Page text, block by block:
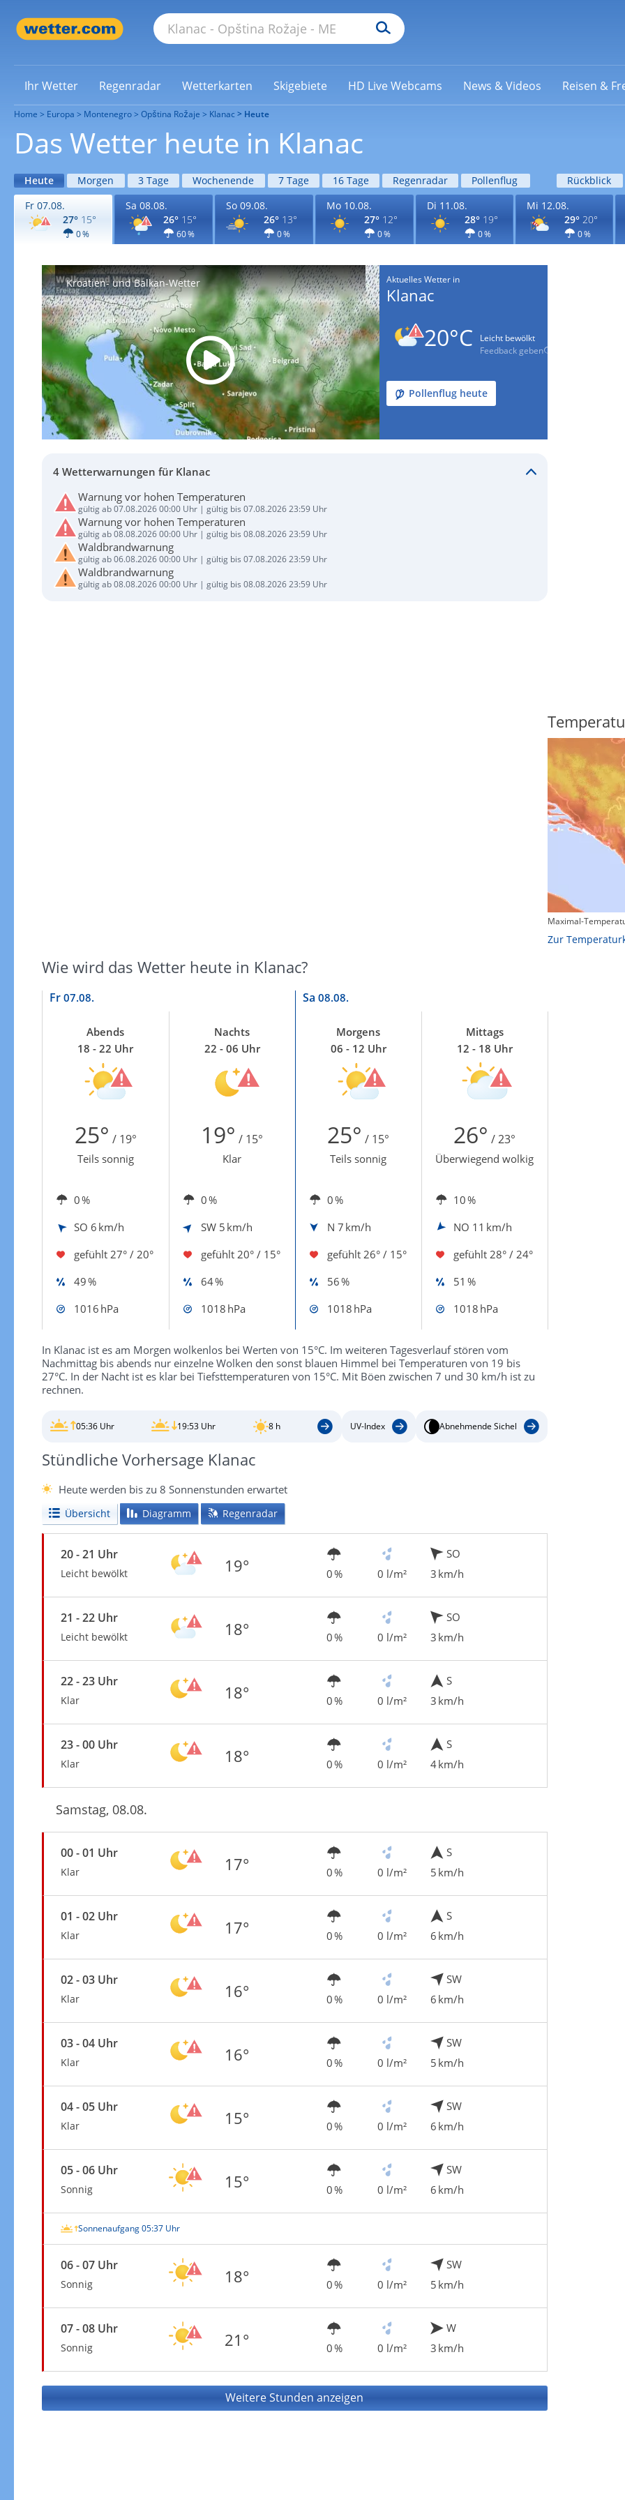
Ihr Wetter Regenradar Wetterkarten Skigebiete HD Live Webcams News & Videos Reisen &
Home Europa Montenegro Opština Rožaje Klanac Heute
Das Wetter heute in Klanac
Heute Morgen 3 Tage Wochenende 7 Tage 16 Tage Regenradar Pollenflug
Rückblick
Fr 07.08.
27° 15°
0 %
Sa 08.08.
26° 15°
60 %
So 09.08.
26° 13°
0 %
Mo 10.08.
27° 12°
0 %
Di 11.08.
28° 19°
0 %
Mi 12.08.
29° 20°
0 %
Kroatien- und Balkan-Wetter Aktuelles Wetter in
Klanac
20°C
Leicht bewölkt
Feedback geben
Pollenflug heute
4 Wetterwarnungen für Klanac
Warnung vor hohen Temperaturen
gültig ab 07.08.2026 00:00 Uhr | gültig bis 07.08.2026 23:59 Uhr
Warnung vor hohen Temperaturen
gültig ab 08.08.2026 00:00 Uhr | gültig bis 08.08.2026 23:59 Uhr
Waldbrandwarnung
gültig ab 06.08.2026 00:00 Uhr | gültig bis 07.08.2026 23:59 Uhr
Waldbrandwarnung
gültig ab 08.08.2026 00:00 Uhr | gültig bis 08.08.2026 23:59 Uhr
Wie wird das Wetter heute in Klanac?
Fr 07.08. Sa 08.08.
Abends
18 - 22 Uhr
Nachts
22 - 06 Uhr
Morgens
06 - 12 Uhr
Mittags
12 - 18 Uhr
25° / 19° 19° / 15° 25° / 15° 26° / 23°
Teils sonnig Klar Teils sonnig Überwiegend wolkig
0 % 0 % 0 %
10 %
SO 6 km/h SW 5 km/h N 7 km/h NO 11 km/h
gefühlt 27° / 20° gefühlt 20° / 15° gefühlt 26° / 15° gefühlt 28° / 24°
49 %
64 % 56 %
51 %
1016 hPa
1018 hPa 1018 hPa 1018 hPa
In Klanac ist es am Morgen wolkenlos bei Werten von 15°C. Im weiteren Tagesverlauf stören vom
Nachmittag bis abends nur einzelne Wolken den sonst blauen Himmel bei Temperaturen von 19 bis
27°C. In der Nacht ist es klar bei Tiefsttemperaturen von 15°C. Mit Böen zwischen 7 und 30 km/h ist zu
rechnen.
05:36 Uhr 19:53 Uhr 8 h UV-Index Abnehmende Sichel
Stündliche Vorhersage Klanac
Heute werden bis zu 8 Sonnenstunden erwartet
Übersicht Diagramm Regenradar
20 - 21 Uhr
Leicht bewölkt 19° 0 % 0 l/m²
SO
3 km/h
21 - 22 Uhr
Leicht bewölkt 18° 0 % 0 l/m²
SO
3 km/h
22 - 23 Uhr
Klar 18° 0 % 0 l/m²
S
3 km/h
23 - 00 Uhr
Klar 18° 0 % 0 l/m²
S
4 km/h
Samstag, 08.08.
00 - 01 Uhr
Klar 17° 0 % 0 l/m²
S
5 km/h
01 - 02 Uhr
Klar 17° 0 % 0 l/m²
S
6 km/h
02 - 03 Uhr
Klar 16° 0 % 0 l/m²
SW
6 km/h
03 - 04 Uhr
Klar 16° 0 % 0 l/m²
SW
5 km/h
04 - 05 Uhr
Klar 15° 0 % 0 l/m²
SW
6 km/h
05 - 06 Uhr
Sonnig 15° 0 % 0 l/m²
SW
6 km/h
Sonnenaufgang 05:37 Uhr
06 - 07 Uhr
Sonnig 18° 0 % 0 l/m²
SW
5 km/h
07 - 08 Uhr
Sonnig 21° 0 % 0 l/m²
W
3 km/h
Weitere Stunden anzeigen
Maximal-
Zur